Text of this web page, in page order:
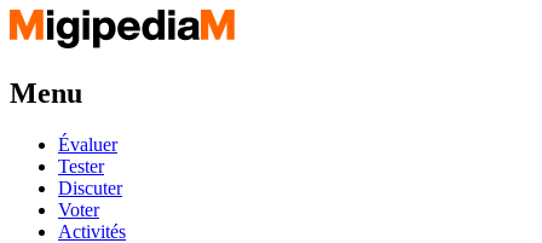
Menu
Évaluer
Tester
Discuter
Voter
Activités